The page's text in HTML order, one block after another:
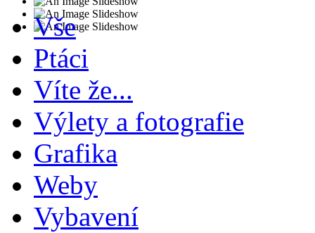
Vše
Ptáci
Víte že...
Výlety a fotografie
Grafika
Weby
Vybavení